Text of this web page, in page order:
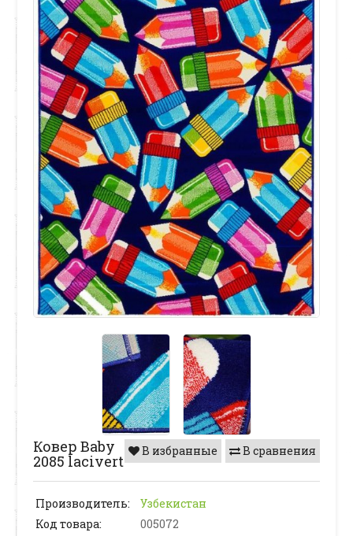
В сравнения
В избранные
Ковер Baby
2085 lacivert
Производитель:
Узбекистан
Код товара:
005072